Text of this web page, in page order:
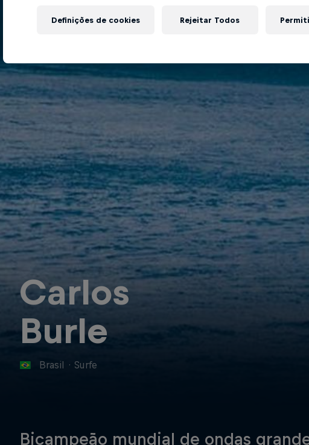
Carlos
Burle
Brasil · Surfe
Bicampeão mundial de ondas
Definições de cookies Rejeitar Todos